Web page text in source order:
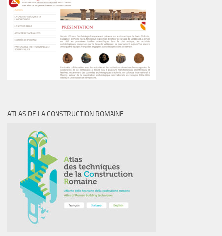
ATLAS DE LA CONSTRUCTION ROMAINE